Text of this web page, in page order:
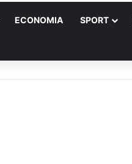
ECONOMIA SPORT